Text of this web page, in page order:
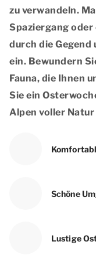
zu verwandeln.
Spaziergang
durch die
ein. Bewundern
Fauna, die Ihnen
Sie ein
Alpen voller
Schöne
Lustige